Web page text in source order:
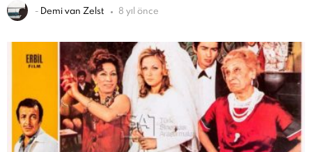
- Demi van Zelst 8 yıl önce